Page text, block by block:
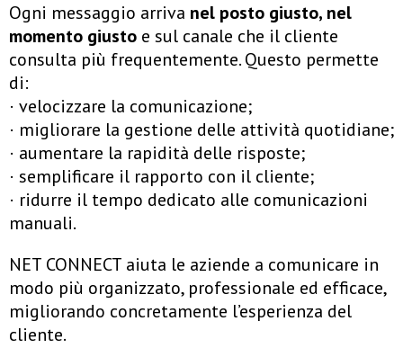
Ogni messaggio arriva nel posto giusto, nel
momento giusto e sul canale che il cliente
consulta più frequentemente. Questo permette
di:
· velocizzare la comunicazione;
· migliorare la gestione delle attività quotidiane;
· aumentare la rapidità delle risposte;
· semplificare il rapporto con il cliente;
· ridurre il tempo dedicato alle comunicazioni
manuali.
NET CONNECT aiuta le aziende a comunicare in
modo più organizzato, professionale ed efficace,
migliorando concretamente l’esperienza del
cliente.